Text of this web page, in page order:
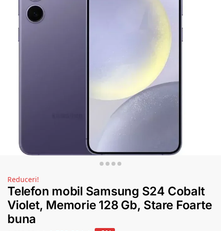
Reduceri!
Telefon mobil Samsung S24 Cobalt
Violet, Memorie 128 Gb, Stare Foarte
buna